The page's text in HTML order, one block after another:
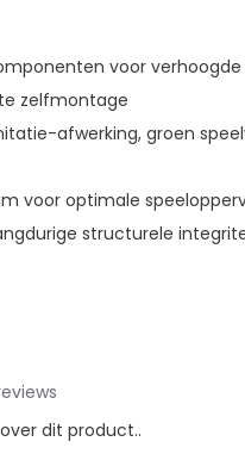
voor
zelfmontage
afwerking, groen
voor optimale
structurele
dit product..